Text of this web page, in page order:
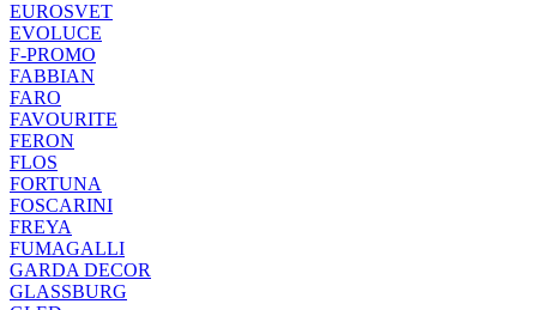
EUROSVET
EVOLUCE
F-PROMO
FABBIAN
FARO
FAVOURITE
FERON
FLOS
FORTUNA
FOSCARINI
FREYA
FUMAGALLI
GARDA DECOR
GLASSBURG